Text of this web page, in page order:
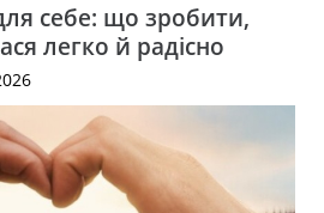
себе: що зробити,
легко й радісно